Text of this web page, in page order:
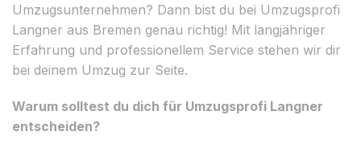
Umzugsunternehmen? Dann bist du bei Umzugsprofi
Langner aus Bremen genau richtig! Mit langjähriger
Erfahrung und professionellem Service stehen wir dir
bei deinem Umzug zur Seite.
Warum solltest du dich für Umzugsprofi Langner
entscheiden?